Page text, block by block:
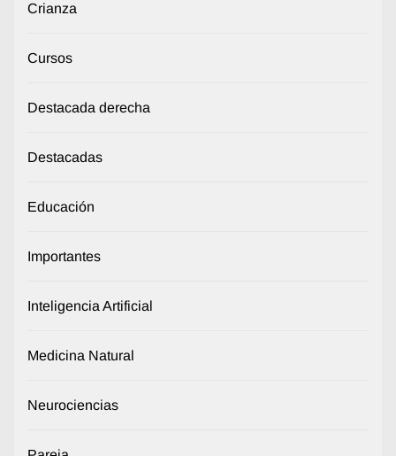
Crianza
Cursos
Destacada derecha
Destacadas
Educación
Importantes
Inteligencia Artificial
Medicina Natural
Neurociencias